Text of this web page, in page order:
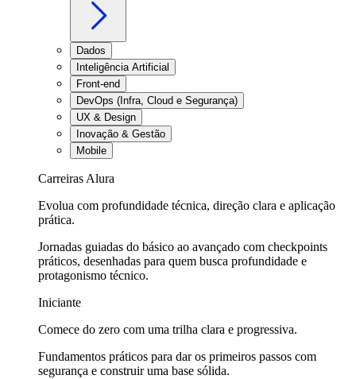
Dados
Inteligência Artificial
Front-end
DevOps (Infra, Cloud e Segurança)
UX & Design
Inovação & Gestão
Mobile
Carreiras Alura
Evolua com profundidade técnica, direção clara e aplicação
prática.
Jornadas guiadas do básico ao avançado com checkpoints
práticos, desenhadas para quem busca profundidade e
protagonismo técnico.
Iniciante
Comece do zero com uma trilha clara e progressiva.
Fundamentos práticos para dar os primeiros passos com
segurança e construir uma base sólida.